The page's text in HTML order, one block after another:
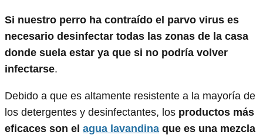
Si nuestro perro ha contraído el parvo virus es
necesario desinfectar todas las zonas de la casa
donde suela estar ya que si no podría volver
infectarse.
Debido a que es altamente resistente a la mayoría de
los detergentes y desinfectantes, los productos más
eficaces son el agua lavandina que es una mezcla